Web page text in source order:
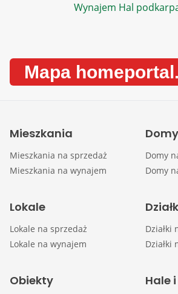
Wynajem Hal
Mapa
Mieszkania
Mieszkania na sprzedaż
Mieszkania na wynajem
Domy
Domy
Domy
Lokale
Lokale na sprzedaż
Lokale na wynajem
Działki
Działki
Obiekty Hale